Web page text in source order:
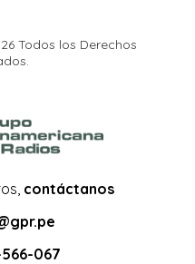
Todos los Derechos
contáctanos
067